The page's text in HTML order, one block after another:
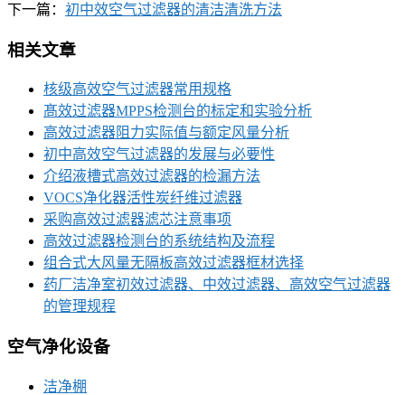
下一篇： 初中效空气过滤器的清洁清洗方法
相关文章
核级高效空气过滤器常用规格
髙效过滤器MPPS检测台的标定和实验分析
高效过滤器阻力实际值与额定风量分析
初中高效空气过滤器的发展与必要性
介绍液槽式高效过滤器的检漏方法
VOCS净化器活性炭纤维过滤器
采购高效过滤器滤芯注意事项
高效过滤器检测台的系统结构及流程
组合式大风量无隔板高效过滤器框材选择
药厂洁净室初效过滤器、中效过滤器、高效空气过滤器
的管理规程
空气净化设备
洁净棚